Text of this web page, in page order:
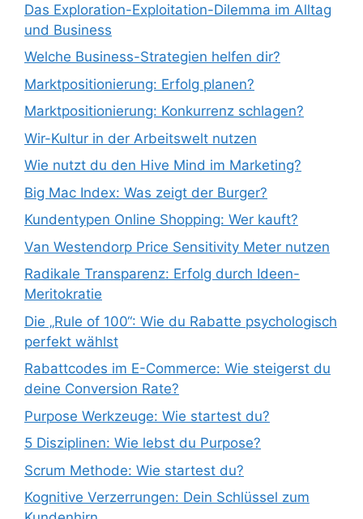
Das Exploration-Exploitation-Dilemma im Alltag
und Business
Welche Business-Strategien helfen dir?
Marktpositionierung: Erfolg planen?
Marktpositionierung: Konkurrenz schlagen?
Wir-Kultur in der Arbeitswelt nutzen
Wie nutzt du den Hive Mind im Marketing?
Big Mac Index: Was zeigt der Burger?
Kundentypen Online Shopping: Wer kauft?
Van Westendorp Price Sensitivity Meter nutzen
Radikale Transparenz: Erfolg durch Ideen-
Meritokratie
Die „Rule of 100“: Wie du Rabatte psychologisch
perfekt wählst
Rabattcodes im E-Commerce: Wie steigerst du
deine Conversion Rate?
Purpose Werkzeuge: Wie startest du?
5 Disziplinen: Wie lebst du Purpose?
Scrum Methode: Wie startest du?
Kognitive Verzerrungen: Dein Schlüssel zum